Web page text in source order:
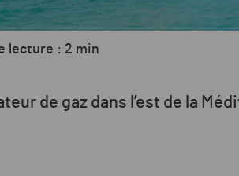
lecture : 2 min
de gaz dans l’est de la